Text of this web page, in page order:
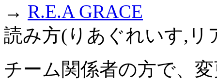
→ R.E.A GRACE
読み方(りあぐれいす,リ
チーム関係者の方で、